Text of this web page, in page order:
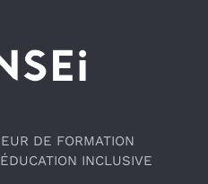
DE FORMATION
INCLUSIVE